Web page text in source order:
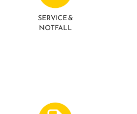
SERVICE &
NOTFALL